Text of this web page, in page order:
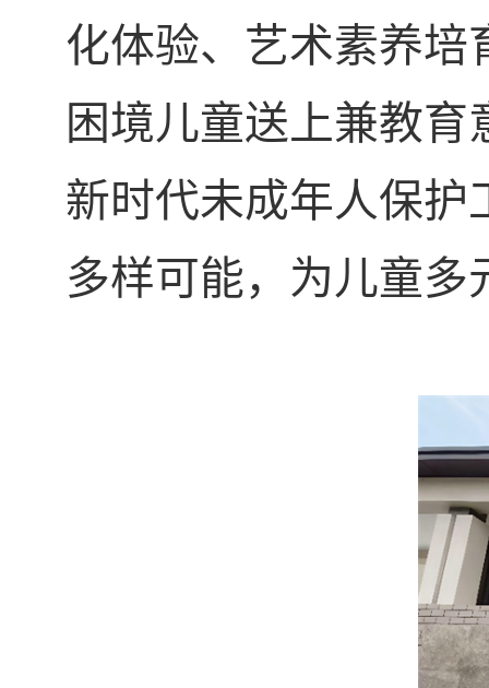
化体验、艺术素养培
困境儿童送上兼教
新时代未成年人保护
多样可能，为儿童多